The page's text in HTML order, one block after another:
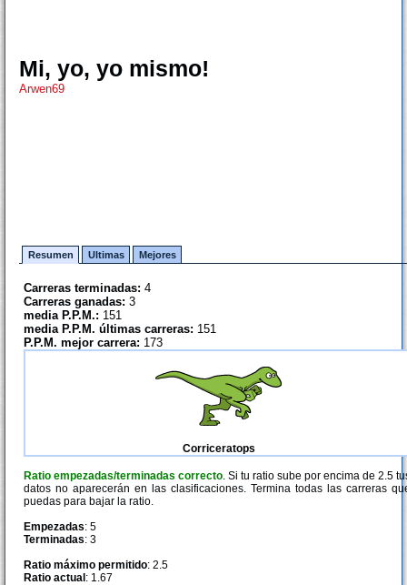
Mi, yo, yo mismo!
Arwen69
Resumen Ultimas Mejores
Carreras terminadas: 4
Carreras ganadas: 3
media P.P.M.: 151
media P.P.M. últimas carreras: 151
P.P.M. mejor carrera: 173
Corriceratops
Ratio empezadas/terminadas correcto. Si tu ratio sube por encima de 2.5
datos no aparecerán en las clasificaciones. Termina todas las carreras
puedas para bajar la ratio.
Empezadas: 5
Terminadas: 3
Ratio máximo permitido: 2.5
Ratio actual : 1.67